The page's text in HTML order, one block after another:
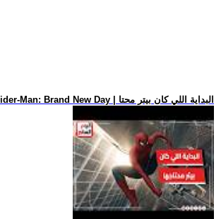
.. فيلم Spider-Man: Brand New Day | البداية اللي كان بيتر محتا